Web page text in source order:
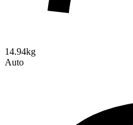
14.94kg
Auto